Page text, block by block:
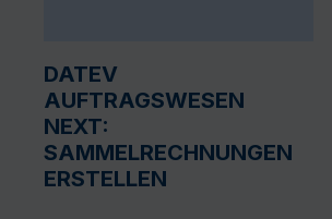
DATEV
AUFTRAGSWESEN
NEXT:
SAMMELRECHNUNGEN
ERSTELLEN